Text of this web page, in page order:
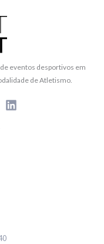
eventos desportivos em
de Atletismo.